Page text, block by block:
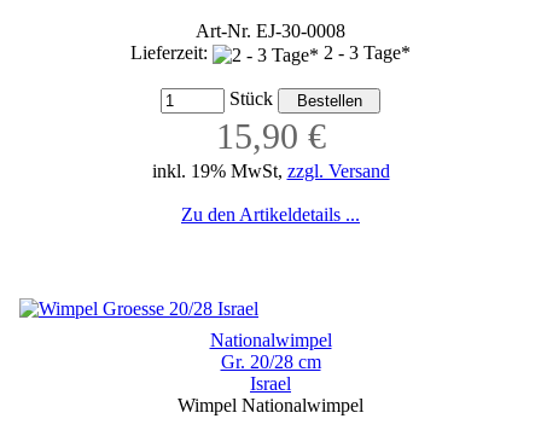
Art-Nr. EJ-30-0008
Lieferzeit:
2 - 3 Tage*
Stück
15,90 €
inkl. 19% MwSt, zzgl. Versand
Zu den Artikeldetails ...
Nationalwimpel
Gr. 20/28 cm
Israel
Wimpel Nationalwimpel